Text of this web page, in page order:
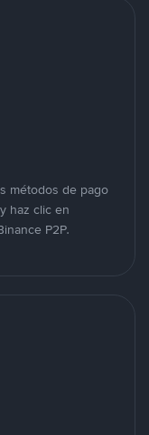
métodos de pago
haz clic en
P2P.